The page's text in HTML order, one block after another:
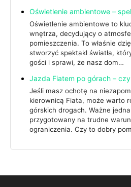
Oświetlenie ambientowe –
Oświetlenie ambientowe to
wnętrza, decydujący o
pomieszczenia. To właśnie
stworzyć spektakl światła,
gości i sprawi, że nasz dom…
Jazda Fiatem po górach –
Jeśli masz ochotę na
kierownicą Fiata, może warto
górskich drogach. Ważne
przygotowany na trudne
ograniczenia. Czy to dobry